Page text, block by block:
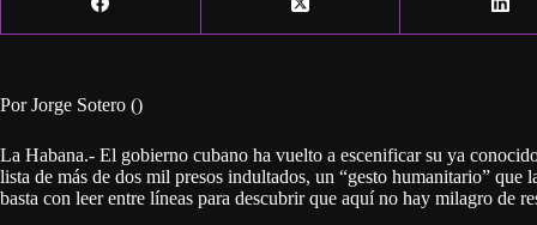
Por Jorge Sotero ()
La Habana.- El gobierno cubano ha vuelto a escenificar su ya
lista de más de dos mil presos indultados, un “gesto humanitario”
basta con leer entre líneas para descubrir que aquí no hay milagro de